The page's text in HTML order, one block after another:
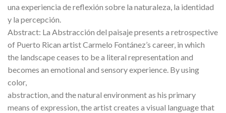
una experiencia de reflexión sobre la naturaleza, la identidad
y la percepción.
Abstract: La Abstracción del paisaje presents a retrospective
of Puerto Rican artist Carmelo Fontánez’s career, in which
the landscape ceases to be a literal representation and
becomes an emotional and sensory experience. By using
color,
abstraction, and the natural environment as his primary
means of expression, the artist creates a visual language that